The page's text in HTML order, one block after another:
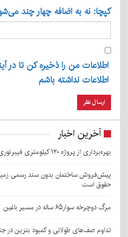
کپچا: نه به اضافه چهار چند
اطلاعات من را ذخیره کن تا در
اطلاعات نداشته باشم
آخرین اخبار
بهره‌برداری از پروژه ۱۲۰ کیلومتری فیبرنوری روستایی در قلعه‌گنج
پیش‌فروش ساختمان بدون سند رسمی
حقوق است
مرگ دوچرخه سوار۶۵ ساله در مسیر باغین
تداوم صف‌های طولانی و کمبود بنزین در